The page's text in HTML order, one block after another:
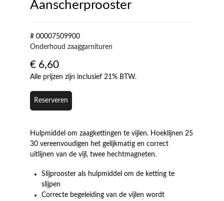
Aanscherprooster
# 00007509900
Onderhoud zaaggarnituren
€ 6,60
Alle prijzen zijn inclusief 21% BTW.
Reserveren
Hulpmiddel om zaagkettingen te vijlen. Hoeklijnen 25
30 vereenvoudigen het gelijkmatig en correct
uitlijnen van de vijl, twee hechtmagneten.
Slijprooster als hulpmiddel om de ketting te
slijpen
Correcte begeleiding van de vijlen wordt